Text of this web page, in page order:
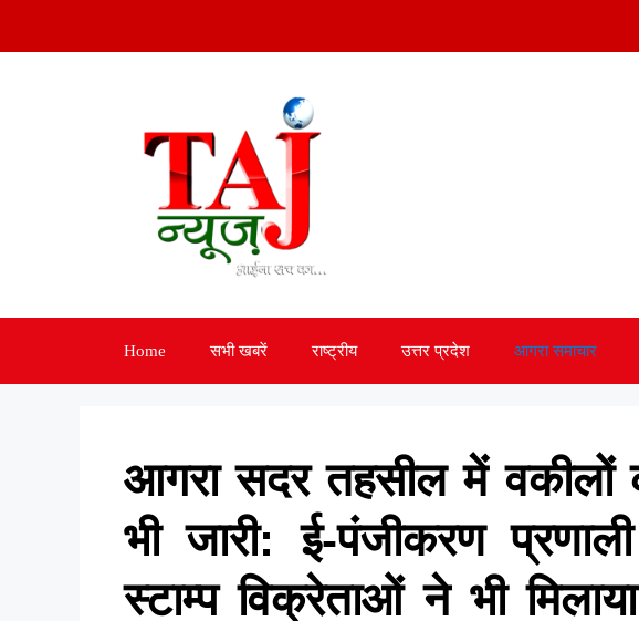
to
Home सभी खबरें राष्ट्रीय उत्तर प्रदेश आगरा समाचार
आगरा सदर तहसील में वकीलों
भी जारी: ई-पंजीकरण
स्टाम्प विक्रेताओं ने भी